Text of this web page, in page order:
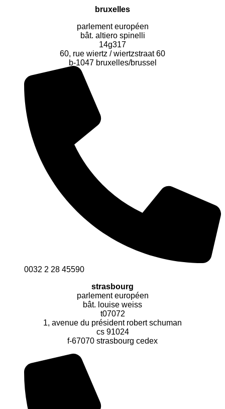
bruxelles
parlement européen
bât. altiero spinelli
14g317
60, rue wiertz / wiertzstraat 60
b-1047 bruxelles/brussel
0032 2 28 45590
strasbourg
parlement européen
bât. louise weiss
t07072
1, avenue du président robert schuman
cs 91024
f-67070 strasbourg cedex